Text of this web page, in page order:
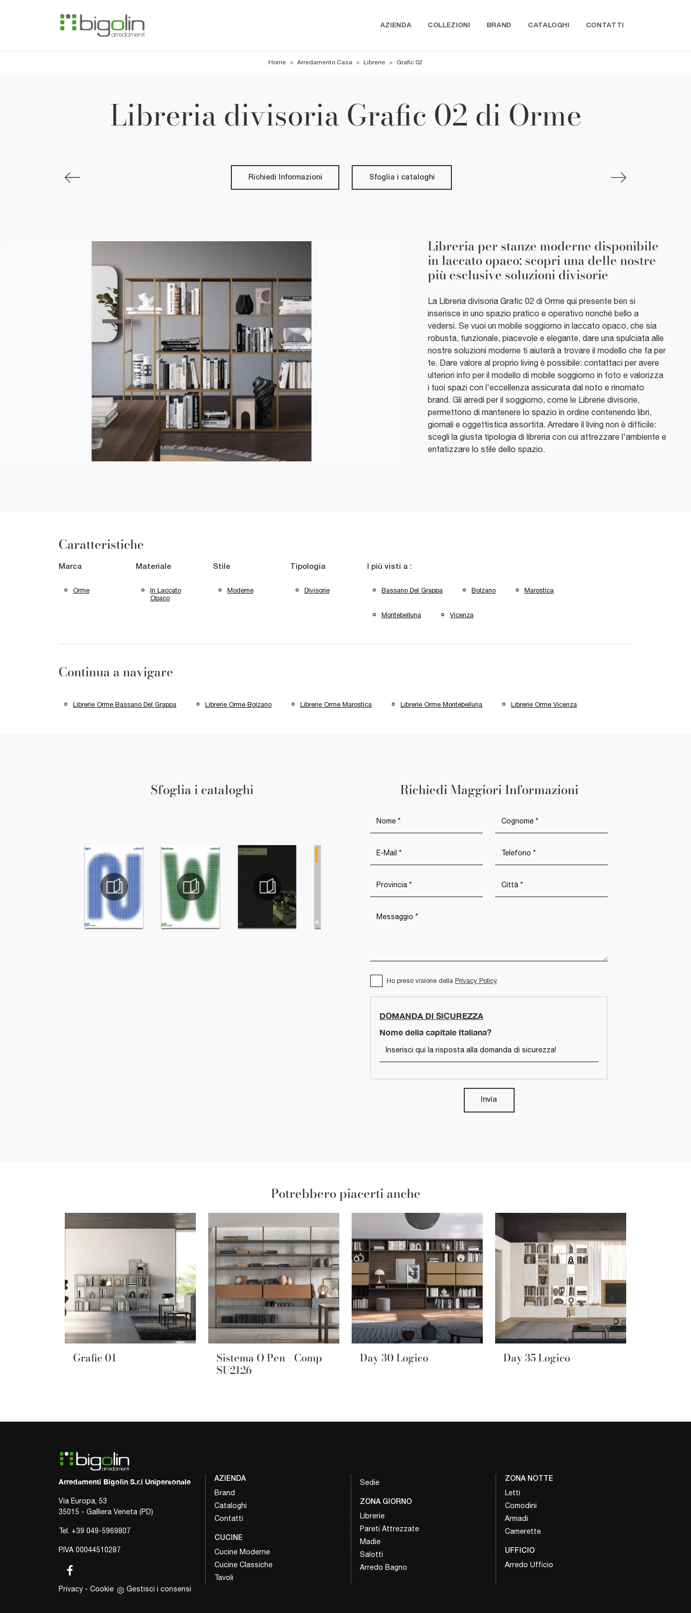
AZIENDA COLLEZIONI BRAND CATALOGHI CONTATTI
Home > Arredamento Casa > Librerie > Grafic 02
Libreria divisoria Grafic 02 di Orme
Richiedi Informazioni Sfoglia i cataloghi
Libreria per stanze moderne disponibile
in laccato opaco: scopri una delle nostre
più esclusive soluzioni divisorie
La Libreria divisoria Grafic 02 di Orme qui presente ben si
inserisce in uno spazio pratico e operativo nonché bello a
vedersi. Se vuoi un mobile soggiorno in laccato opaco, che sia
robusta, funzionale, piacevole e elegante, dare una spulciata alle
nostre soluzioni moderne ti aiuterà a trovare il modello che fa per
te. Dare valore al proprio living è possibile: contattaci per avere
ulteriori info per il modello di mobile soggiorno in foto e valorizza
i tuoi spazi con l'eccellenza assicurata dal noto e rinomato
brand. Gli arredi per il soggiorno, come le Librerie divisorie,
permettono di mantenere lo spazio in ordine contenendo libri,
giornali e oggettistica assortita. Arredare il living non è difficile:
scegli la giusta tipologia di libreria con cui attrezzare l'ambiente e
enfatizzare lo stile dello spazio.
Caratteristiche
Marca
Orme
Materiale
In Laccato
Opaco
Stile
Moderne
Tipologia
Divisorie
I più visti a :
Bassano Del Grappa Bolzano Marostica
Montebelluna Vicenza
Continua a navigare
Librerie Orme Bassano Del Grappa Librerie Orme Bolzano Librerie Orme Marostica Librerie Orme Montebelluna Librerie Orme Vicenza
Sfoglia i cataloghi Richiedi Maggiori Informazioni
Ho preso visione della Privacy Policy
DOMANDA DI SICUREZZA
Nome della capitale Italiana?
Invia
Potrebbero piacerti anche
Grafic 01 Sistema O Pen - Comp
SU2126
Day 30 Logico Day 35 Logico
Arredamenti Bigolin S.r.l Unipersonale
Via Europa, 53
35015 - Galliera Veneta (PD)
Tel. +39 049-5969807
P.IVA 00044510287
Privacy - Cookie Gestisci i consensi
AZIENDA
Brand
Cataloghi
Contatti
CUCINE
Cucine Moderne
Cucine Classiche
Tavoli
Sedie
ZONA GIORNO
Librerie
Pareti Attrezzate
Madie
Salotti
Arredo Bagno
ZONA NOTTE
Letti
Comodini
Armadi
Camerette
UFFICIO
Arredo Ufficio